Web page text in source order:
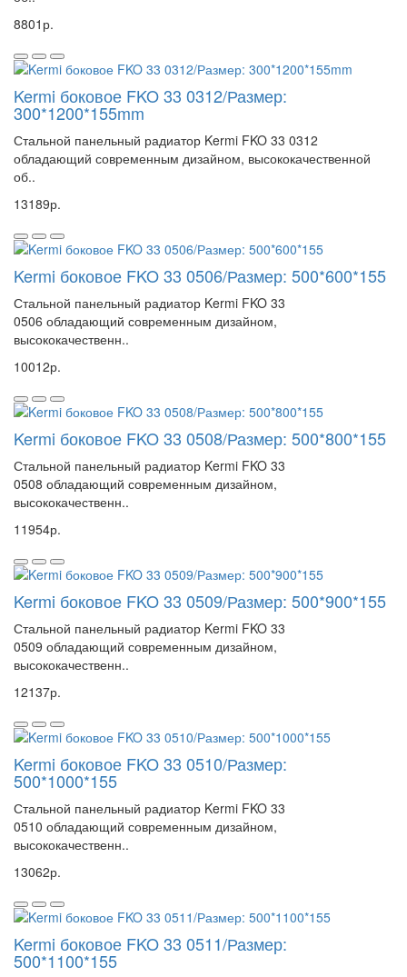
8801р.
Kermi боковое FKO 33 0312/Размер:
300*1200*155mm
Стальной панельный радиатор Kermi FKO 33 0312
обладающий современным дизайном, высококачественной
об..
13189р.
Kermi боковое FKO 33 0506/Размер: 500*600*155
Стальной панельный радиатор Kermi FKO 33
0506 обладающий современным дизайном,
высококачественн..
10012р.
Kermi боковое FKO 33 0508/Размер: 500*800*155
Стальной панельный радиатор Kermi FKO 33
0508 обладающий современным дизайном,
высококачественн..
11954р.
Kermi боковое FKO 33 0509/Размер: 500*900*155
Стальной панельный радиатор Kermi FKO 33
0509 обладающий современным дизайном,
высококачественн..
12137р.
Kermi боковое FKO 33 0510/Размер:
500*1000*155
Стальной панельный радиатор Kermi FKO 33
0510 обладающий современным дизайном,
высококачественн..
13062р.
Kermi боковое FKO 33 0511/Размер:
500*1100*155